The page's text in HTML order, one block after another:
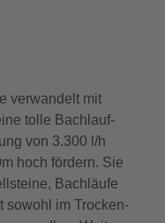
verwandelt mit
tolle Bachlauf-
von 3.300 l/h
hoch fördern. Sie
Bachläufe
sowohl im Trocken-